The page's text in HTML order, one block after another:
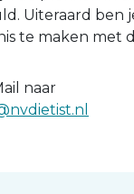
Uiteraard ben
te maken met
naar